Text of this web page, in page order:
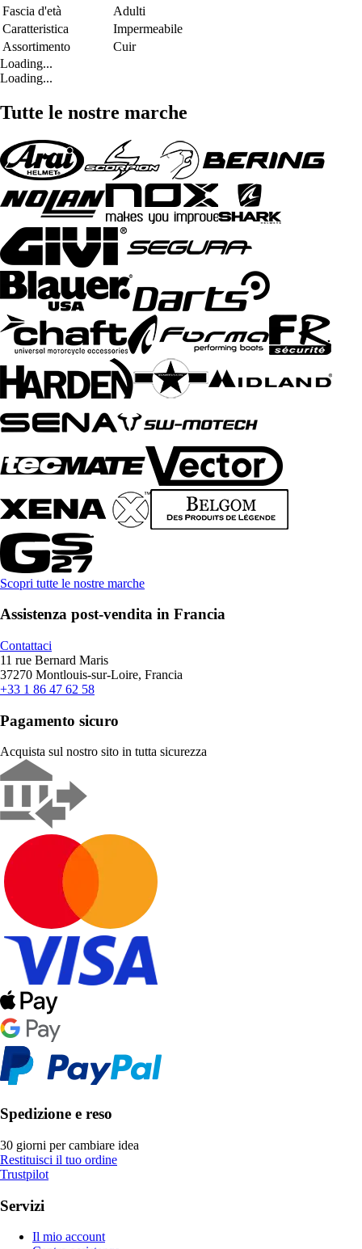
Fascia d'età
Adulti
Caratteristica
Impermeabile
Assortimento
Cuir
Loading...
Loading...
Tutte le nostre marche
Scopri tutte le nostre marche
Assistenza post-vendita in Francia
Contattaci
11 rue Bernard Maris
37270 Montlouis-sur-Loire, Francia
+33 1 86 47 62 58
Pagamento sicuro
Acquista sul nostro sito in tutta sicurezza
Spedizione e reso
30 giorni per cambiare idea
Restituisci il tuo ordine
Trustpilot
Servizi
Il mio account